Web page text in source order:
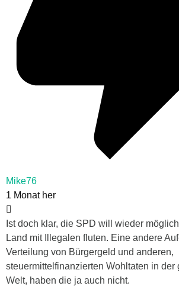
Mike76
1 Monat her
Ist doch klar, die SPD will wieder
Land mit Illegalen fluten. Eine andere
Verteilung von Bürgergeld und anderen,
steuermittelfinanzierten Wohltaten in der
Welt, haben die ja auch nicht.